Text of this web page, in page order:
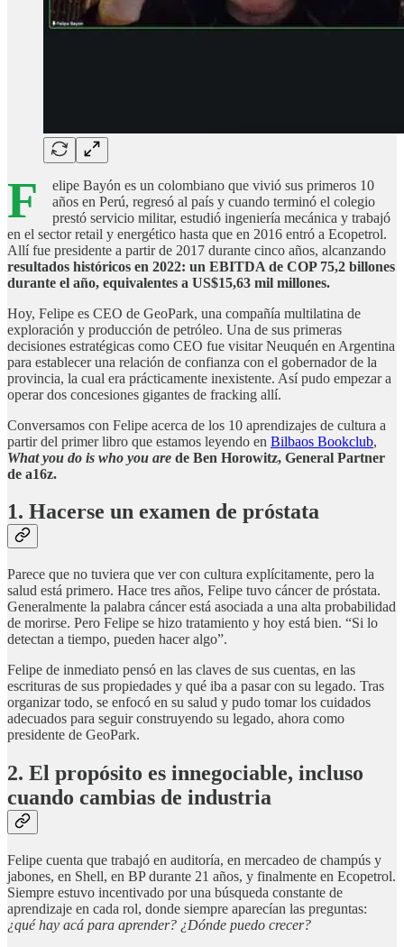
F
elipe Bayón es un colombiano que vivió sus primeros 10
años en Perú, regresó al país y cuando terminó el colegio
prestó servicio militar, estudió ingeniería mecánica y trabajó
en el sector retail y energético hasta que en 2016 entró a Ecopetrol.
Allí fue presidente a partir de 2017 durante cinco años, alcanzando
resultados históricos en 2022: un EBITDA de COP 75,2 billones
durante el año, equivalentes a US$15,63 mil millones.
Hoy, Felipe es CEO de GeoPark, una compañía multilatina de
exploración y producción de petróleo. Una de sus primeras
decisiones estratégicas como CEO fue visitar Neuquén en Argentina
para establecer una relación de confianza con el gobernador de la
provincia, la cual era prácticamente inexistente. Así pudo empezar a
operar dos concesiones gigantes de fracking allí.
Conversamos con Felipe acerca de los 10 aprendizajes de cultura a
partir del primer libro que estamos leyendo en Bilbaos Bookclub,
What you do is who you are de Ben Horowitz, General Partner
de a16z.
1. Hacerse un examen de próstata
Parece que no tuviera que ver con cultura explícitamente, pero la
salud está primero. Hace tres años, Felipe tuvo cáncer de próstata.
Generalmente la palabra cáncer está asociada a una alta probabilidad
de morirse. Pero Felipe se hizo tratamiento y hoy está bien. “Si lo
detectan a tiempo, pueden hacer algo”.
Felipe de inmediato pensó en las claves de sus cuentas, en las
escrituras de sus propiedades y qué iba a pasar con su legado. Tras
organizar todo, se enfocó en su salud y pudo tomar los cuidados
adecuados para seguir construyendo su legado, ahora como
presidente de GeoPark.
2. El propósito es innegociable, incluso
cuando cambias de industria
Felipe cuenta que trabajó en auditoría, en mercadeo de champús y
jabones, en Shell, en BP durante 21 años, y finalmente en Ecopetrol.
Siempre estuvo incentivado por una búsqueda constante de
aprendizaje en cada rol, donde siempre aparecían las preguntas:
¿qué hay acá para aprender? ¿Dónde puedo crecer?